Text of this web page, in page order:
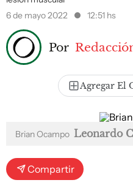
6 de mayo 2022
12:51 hs
Por
Agregar El
Brian Ocampo Leonardo
Compartir